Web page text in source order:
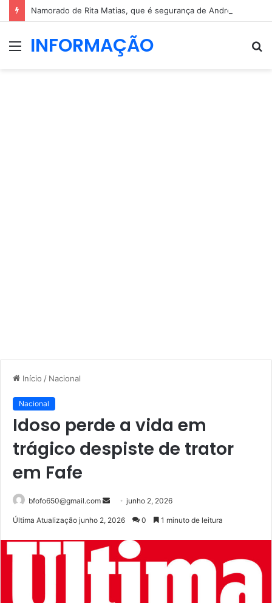
MenuINFORMAÇÃO
Início / Nacional
Nacional
Idoso perde a vida em
trágico despiste de trator
em Fafe
bfofo650@gmail.com
Mande
mail
junho 2, 2026
Última Atualização junho 2, 2026 0 1 minuto de leitura